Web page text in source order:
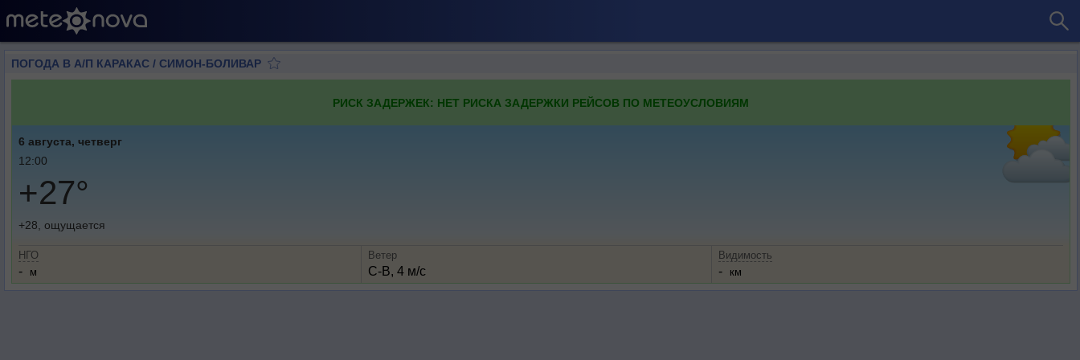
ПОГОДА В А/П КАРАКАС / СИМОН-БОЛИВАР
РИСК ЗАДЕРЖЕК: НЕТ РИСКА ЗАДЕРЖКИ РЕЙСОВ ПО МЕТЕОУСЛОВИЯМ
6 августа, четверг
12:00
+27°
+28, ощущается
НГО
- м
Ветер
С-В, 4 м/с
Видимость
- км